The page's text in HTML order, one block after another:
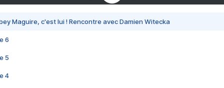
Maguire, c'est lui ! Rencontre avec Damien Witecka
6
5
4